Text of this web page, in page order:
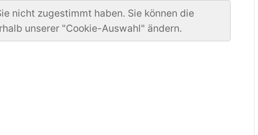
nicht zugestimmt haben. Sie können die
unserer "Cookie-Auswahl" ändern.